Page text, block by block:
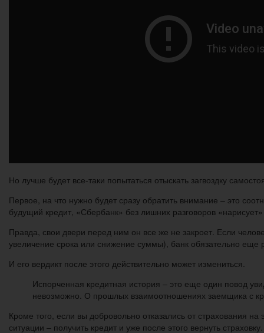
Но лучше будет все-таки попытаться отыскать загвоздку
Первое, на что нужно будет сразу обратить внимание – это
будущий кредит, «Сбербанк» без лишних разговоров
Правда, свои двери перед ним он все же не закроет. Если
увеличение срока или снижение суммы), банк обязательно еще
И его вердикт после этого действительно может измениться.
Испорченная кредитная история – это еще один повод
невозможно. О прошлых взаимоотношениях заемщика с
Кроме того, если вы добровольно отказались от страхования
ситуации – получить кредит и уже после этого вернуть страховку.